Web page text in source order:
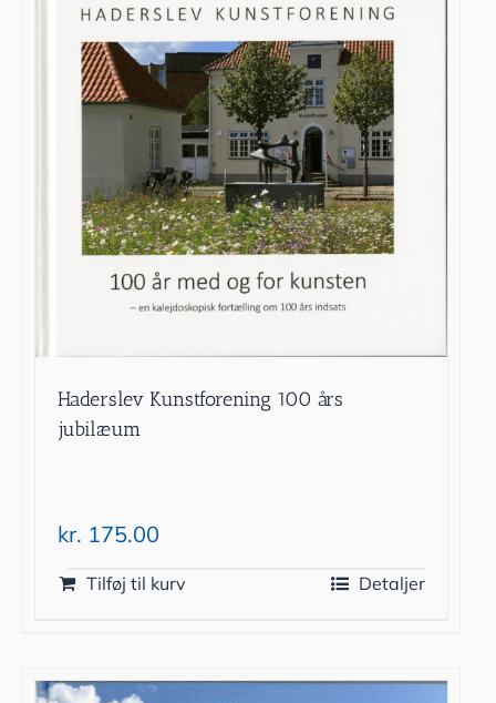
Haderslev Kunstforening 100 års
jubilæum
kr. 175.00
Tilføj til kurv Detaljer